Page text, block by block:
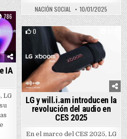
NACIÓN SOCIAL 10/01/2025
786
IA
LG
su visión de IA empática
0
Posted in
LG y will.i.am introducen la
revolución del audio en
CES 2025
En el marco del CES 2025, LG